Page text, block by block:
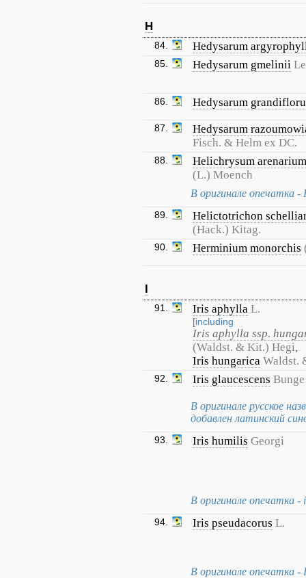
H
84. Hedysarum
85. Hedysarum gmelinii
86. Hedysarum
87.
Hedysarum
Fisch. & Helm ex DC.
88.
Helichrysum arenarium
(L.) Moench
В оригинале опечатка
89.
Helictotrichon
(Hack.) Kitag.
90. Herminium monorchis
I
91. Iris aphylla L.
[including
Iris aphylla ssp.
(Waldst. & Kit.) Hegi
Iris hungarica Waldst.
92. Iris glaucescens Bunge
В оригинале русское
добавлен латинский
93. Iris humilis Georgi
В оригинале опечатка
94. Iris pseudacorus L.
В оригинале опечатка -